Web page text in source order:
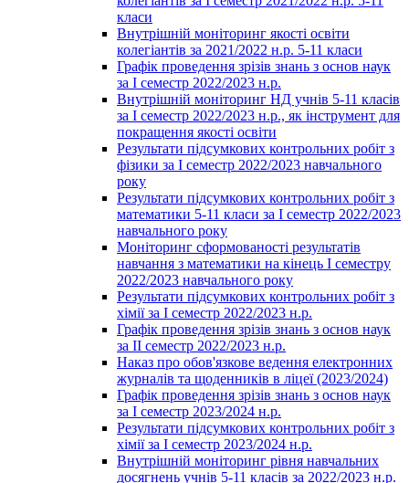
класи
Внутрішній моніторинг якості освіти
колегіантів за 2021/2022 н.р. 5-11 класи
Графік проведення зрізів знань з основ наук
за І семестр 2022/2023 н.р.
Внутрішній моніторинг НД учнів 5-11 класів
за І семестр 2022/2023 н.р., як інструмент для
покращення якості освіти
Результати підсумкових контрольних робіт з
фізики за І семестр 2022/2023 навчального
року
Результати підсумкових контрольних робіт з
математики 5-11 класи за І семестр 2022/2023
навчального року
Моніторинг сформованості результатів
навчання з математики на кінець І семестру
2022/2023 навчального року
Результати підсумкових контрольних робіт з
хімії за І семестр 2022/2023 н.р.
Графік проведення зрізів знань з основ наук
за ІІ семестр 2022/2023 н.р.
Наказ про обов'язкове ведення електронних
журналів та щоденників в ліцеї (2023/2024)
Графік проведення зрізів знань з основ наук
за І семестр 2023/2024 н.р.
Результати підсумкових контрольних робіт з
хімії за І семестр 2023/2024 н.р.
Внутрішній моніторинг рівня навчальних
досягнень учнів 5-11 класів за 2022/2023 н.р.